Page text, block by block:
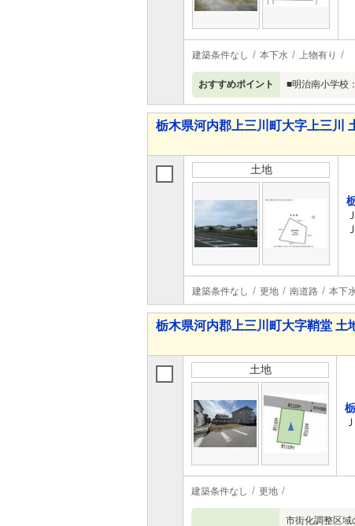
建築条件なし 本下水 上物有り
おすすめポイント ■明治南小学校
栃木県河内郡上三川町大字上三川
土地
建築条件なし 更地 南道路 本下
栃木県河内郡上三川町大字鞘堂 土
土地
建築条件なし 更地
市街化調整区